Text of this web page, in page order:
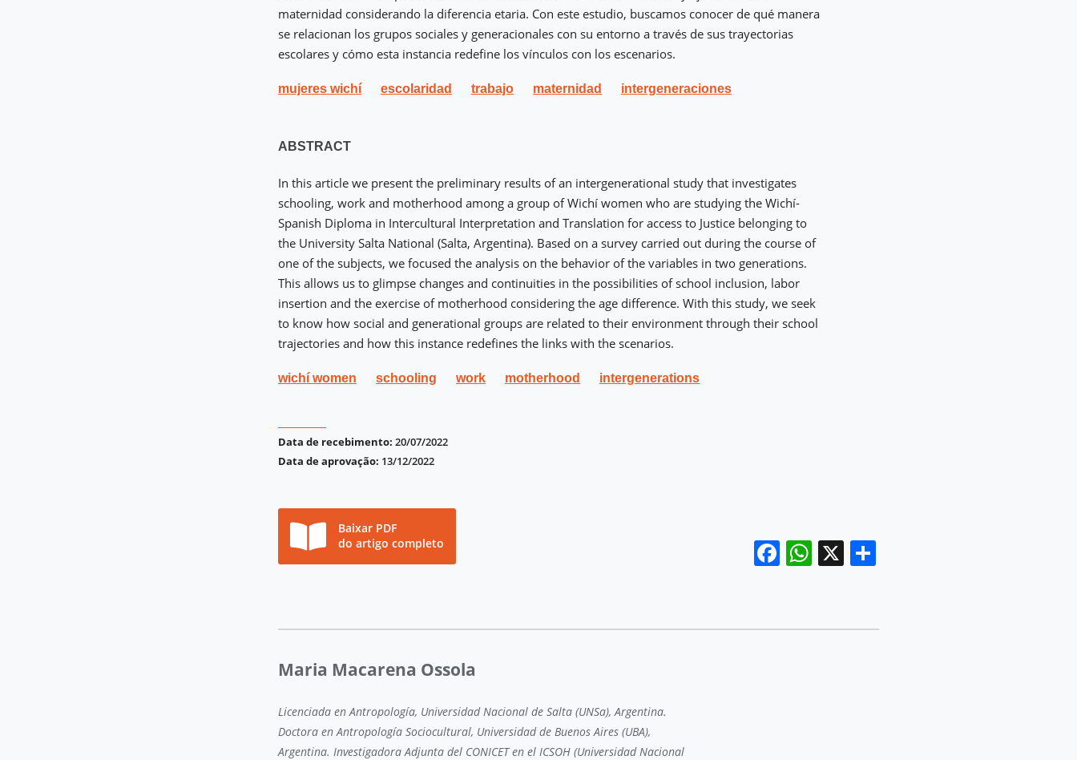
maternidad considerando la diferencia etaria. Con este estudio, buscamos conocer de qué manera
se relacionan los grupos sociales y generacionales con su entorno a través de sus trayectorias
escolares y cómo esta instancia redefine los vínculos con los escenarios.
mujeres wichí escolaridad trabajo maternidad intergeneraciones
ABSTRACT
In this article we present the preliminary results of an intergenerational study that investigates
schooling, work and motherhood among a group of Wichí women who are studying the Wichí-
Spanish Diploma in Intercultural Interpretation and Translation for access to Justice belonging to
the University Salta National (Salta, Argentina). Based on a survey carried out during the course of
one of the subjects, we focused the analysis on the behavior of the variables in two generations.
This allows us to glimpse changes and continuities in the possibilities of school inclusion, labor
insertion and the exercise of motherhood considering the age difference. With this study, we seek
to know how social and generational groups are related to their environment through their school
trajectories and how this instance redefines the links with the scenarios.
wichí women schooling work motherhood intergenerations
Data de recebimento: 20/07/2022
Data de aprovação: 13/12/2022
Baixar PDF
do artigo completo
Facebook
WhatsApp
X
Maria Macarena Ossola
Licenciada en Antropología, Universidad Nacional de Salta (UNSa), Argentina.
Doctora en Antropología Sociocultural, Universidad de Buenos Aires (UBA),
Argentina. Investigadora Adjunta del CONICET en el ICSOH (Universidad Nacional